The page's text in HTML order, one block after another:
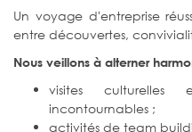
Un voyage d'entreprise
entre découvertes,
Nous veillons à alterner
visites culturelles
incontournables ;
activités de team